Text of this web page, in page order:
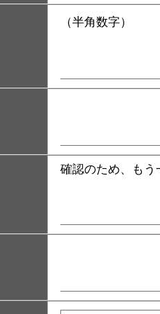
（半角数字）
確認のため、も